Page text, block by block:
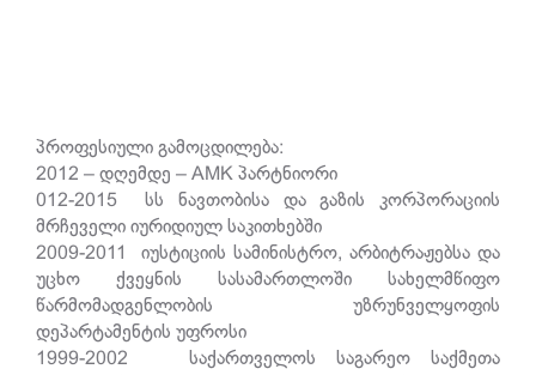
პროფესიული გამოცდილება:
2012 – დღემდე – AMK პარტნიორი
012-2015 სს ნავთობისა და გაზის კორპორაციის
მრჩეველი იურიდიულ საკითხებში
2009-2011 იუსტიციის სამინისტრო, არბიტრაჟებსა და
უცხო ქვეყნის სასამართლოში სახელმწიფო
წარმომადგენლობის უზრუნველყოფის
დეპარტამენტის უფროსი
1999-2002 საქართველოს საგარეო საქმეთა